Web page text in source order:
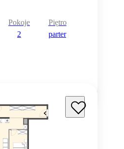
Pokoje
2
Piętro
parter